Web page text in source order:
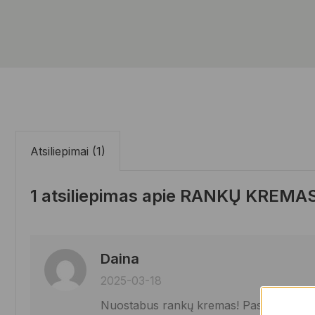
Atsiliepimai (1)
1 atsiliepimas apie RANKŲ
Daina
2025-03-18
Nuostabus rankų kremas! Pasitepus